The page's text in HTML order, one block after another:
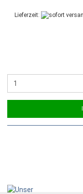
Lieferzeit: